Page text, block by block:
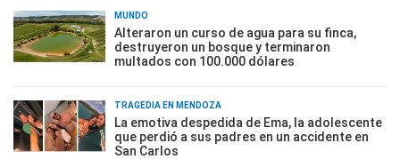
MUNDO
Alteraron un curso de agua para su finca,
destruyeron un bosque y terminaron
multados con 100.000 dólares
TRAGEDIA EN MENDOZA
La emotiva despedida de Ema, la adolescente
que perdió a sus padres en un accidente en
San Carlos